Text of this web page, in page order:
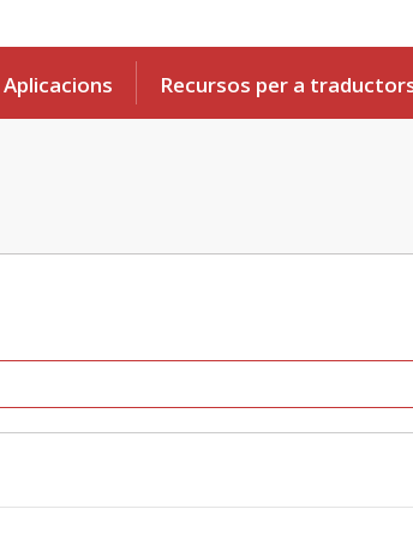
Aplicacions Recursos per a